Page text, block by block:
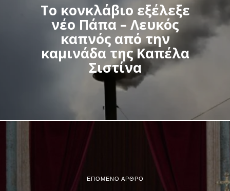
Το κονκλάβιο εξέλεξε
νέο Πάπα – Λευκός
καπνός από την
καμινάδα της Καπέλα
Σιστίνα
ΕΠΌΜΕΝΟ ΆΡΘΡΟ